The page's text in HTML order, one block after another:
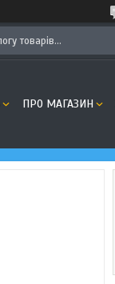
ПРО МАГАЗИН